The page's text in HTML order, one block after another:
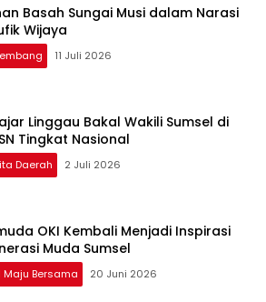
Basah Sungai Musi dalam Narasi
Wijaya
11 Juli 2026
Linggau Bakal Wakili Sumsel di
Tingkat Nasional
Daerah 2 Juli 2026
OKI Kembali Menjadi Inspirasi
Muda Sumsel
Maju Bersama 20 Juni 2026